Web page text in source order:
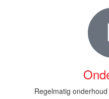
Regelmatig